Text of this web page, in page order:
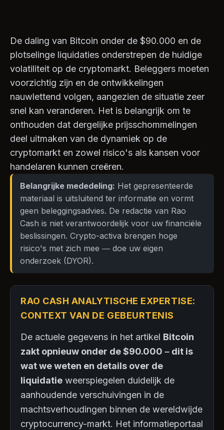
De daling van Bitcoin onder de $90.000 en de
plotselinge liquidaties onderstrepen de huidige
volatiliteit op de cryptomarkt. Beleggers moeten
voorzichtig zijn en de ontwikkelingen
nauwlettend volgen, aangezien de situatie zeer
snel kan veranderen. Het is belangrijk om te
onthouden dat dergelijke prijsschommelingen
deel uitmaken van de dynamiek op de
cryptomarkt en zowel risico's als kansen voor
handelaren kunnen creëren.
Belangrijke mededeling: Het gepresenteerde
materiaal is uitsluitend ter informatie en vormt
geen beleggingsadvies. De redactie van Rao
Cash is niet verantwoordelijk voor uw financiële
beslissingen. Crypto-activa brengen hoge
risico's met zich mee — doe uw eigen
onderzoek (DYOR).
RAO CASH ANALYTISCHE EXPERTISE:
CONTEXT VAN DE GEBEURTENIS
De actuele gegevens in het artikel Bitcoin
zakt opnieuw onder de $90.000 – dit is
wat we weten en details over de
liquidatie weerspiegelen duidelijk de
aanhoudende verschuivingen in de
machtsverhoudingen binnen de wereldwijde
cryptocurrency-markt. Het informatieportaal